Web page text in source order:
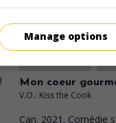
Durée: 90 min.
Mon coeur
V.O.: Kiss the Cook
Can. 2021. Comédie
Manage options